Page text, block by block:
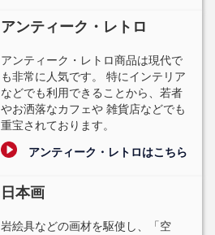
アンティーク・レトロ
アンティーク・レトロ商品は現代で
も非常に人気です。 特にインテリア
などでも利用できることから、若者
やお洒落なカフェや 雑貨店などでも
重宝されております。
アンティーク・レトロはこちら
日本画
岩絵具などの画材を駆使し、「空